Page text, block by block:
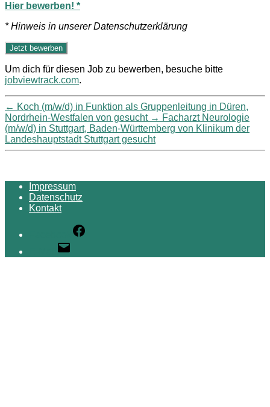
Hier bewerben! *
* Hinweis in unserer Datenschutzerklärung
Um dich für diesen Job zu bewerben, besuche bitte
jobviewtrack.com.
← Koch (m/w/d) in Funktion als Gruppenleitung in Düren,
Nordrhein-Westfalen von gesucht → Facharzt Neurologie
(m/w/d) in Stuttgart, Baden-Württemberg von Klinikum der
Landeshauptstadt Stuttgart gesucht
Impressum
Datenschutz
Kontakt